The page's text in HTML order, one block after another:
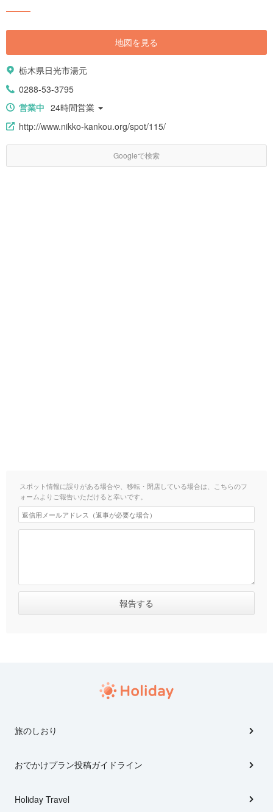
地図を見る
栃木県日光市湯元
0288-53-3795
営業中 24時間営業
http://www.nikko-kankou.org/spot/115/
Googleで検索
スポット情報に誤りがある場合や、移転・閉店している場合は、こちらのフ
ォームよりご報告いただけると幸いです。
旅のしおり
おでかけプラン投稿ガイドライン
Holiday Travel